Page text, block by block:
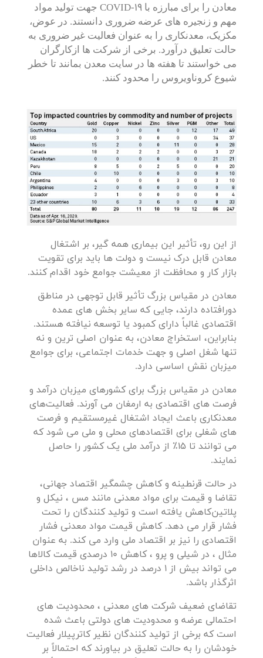
معادن را برای مبارزه با COVID-19 جهت تولید مواد
مهم و زنجیره های عرضه ضروری دانستند. در عوض،
مکزیک، معدنکاری را به عنوان فعالیت غیر ضروری به
حالت تعلیق درآورد. برخی از شرکت ها ازکارگران
می خواستند تا هفته ها در سایت معدن بمانند تا خطر
شیوع کروناویروس را محدود کنند.
از این رو، تأثیر این بیماری همه گیر، بر اشتغال
معادن قابل درک نیست و دولت ها باید برای تقویت
بازار کار و محافظت از معیشت جوامع خود اقدام کنند.
معادن در مقیاس بزرگ تأثیر قابل توجهی در مناطق
دورافتاده دارند، جایی که سایر بخش های عمده
اقتصادی غالباً دارای کمبود یا توسعه نیافته هستند.
بنابراین، استخراج معادن، به عنوان اصلی ترین و نه
تنها شغل اصلی و جهت خدمات اجتماعی، برای جوامع
میزبان نقش اساسی دارد.
معادن در مقیاس بزرگ برای کشورهای میزبان درآمد و
فرصت های اقتصادی به ارمغان می آورند. فعالیت‌های
معدنکاری باعث ایجاد اشتغال غیرمستقیم و فرصت
های شغلی برای اقتصادهای محلی و ملی می شود که
می توانند تا 15٪ از درآمد ملی یک کشور را حاصل
نمایند.
در حالت قرنطینه و کاهش چشمگیر اقتصاد جهانی،
تقاضا و قیمت برای مواد معدنی مانند مس ، نیکل و
پلاتین‌کاهش یافته است و تولید کنندگان را تحت
فشار قرار می دهد. کاهش قیمت مواد معدنی فشار
اقتصادی را نیز بر اقتصاد ملی وارد می کند. به عنوان
مثال ، در شیلی و پرو ، کاهش 10 درصدی قیمت کالاها
می تواند بیش از 1 درصد در رشد تولید ناخالص داخلی
اثرگذار باشد.
تقاضای ضعیف شرکت های معدنی ، محدودیت های
احتمالی عرضه و محدودیت های دولتی باعث شده
است که برخی از تولید کنندگان نظیر کاترپیلار فعالیت
خودشان را به حالت تعلیق در بیاورند که احتمالاً بر